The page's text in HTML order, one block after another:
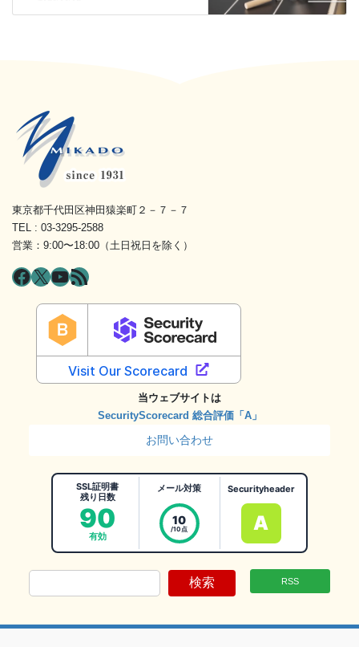
東京都千代田区神田猿楽町２－７－７
TEL : 03-3295-2588
営業：9:00〜18:00（土日祝日を除く）
Facebook
X YouTube
RSS フィード
当ウェブサイトは
SecurityScorecard 総合評価「A」
お問い合わせ
SSL証明書
残り日数
90
有効
メール対策
10
/10点
Securityheader
A
検索 RSS